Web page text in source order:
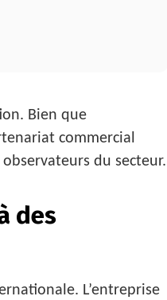
Bien que
commercial
du secteur.
des
L’entreprise